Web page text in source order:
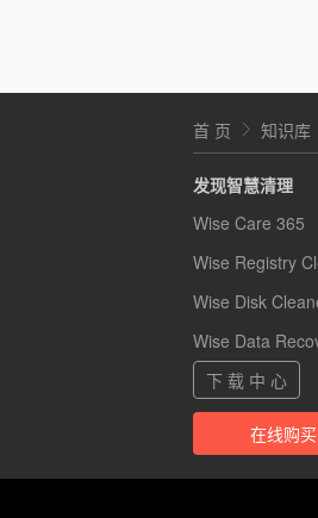
首 页 知识库
发现智慧清理
Wise Care 365
Wise Registry
Wise Disk
Wise Data
下 载 中 心
在线购买